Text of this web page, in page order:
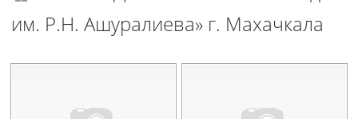
им. Р.Н. Ашуралиева» г. Махачкала